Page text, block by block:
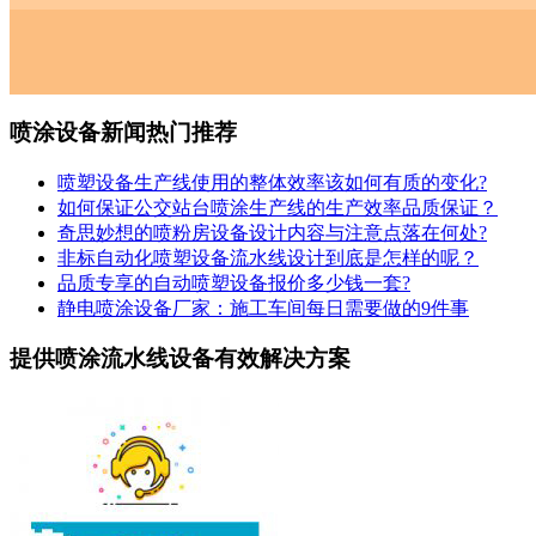
喷涂设备新闻热门推荐
喷塑设备生产线使用的整体效率该如何有质的变化?
如何保证公交站台喷涂生产线的生产效率品质保证？
奇思妙想的喷粉房设备设计内容与注意点落在何处?
非标自动化喷塑设备流水线设计到底是怎样的呢？
品质专享的自动喷塑设备报价多少钱一套?
静电喷涂设备厂家：施工车间每日需要做的9件事
提供喷涂流水线设备有效解决方案